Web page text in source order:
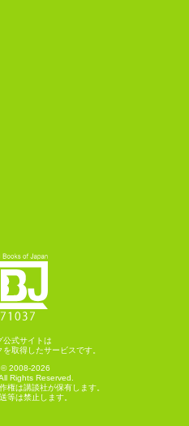
公式サイトは
取得したサービスです。
2008-2026
Rights Reserved.
権は講談社が保有します。
等は禁止します。